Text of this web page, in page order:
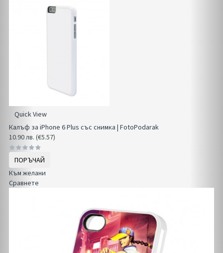
Quick View
Калъф за iPhone 6 Plus със снимка | FotoPodarak
10.90 лв. (€5.57)
ПОРЪЧАЙ
Към желани
Сравнете